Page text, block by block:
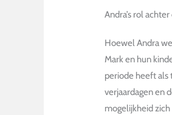
Andra’s rol
Hoewel Andra
Mark en hun
periode heeft als
verjaardagen en
mogelijkheid